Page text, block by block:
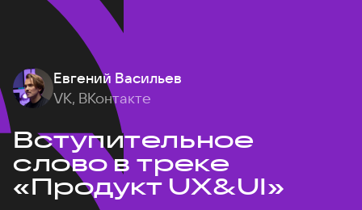
Евгений Васильев
VK, ВКонтакте
Вступительное
слово в треке
«Продукт UX&UI»